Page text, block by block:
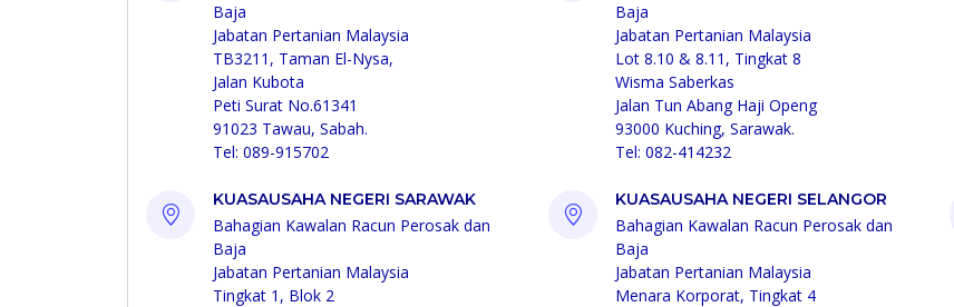
Baja
Jabatan Pertanian Malaysia
TB3211, Taman El-Nysa,
Jalan Kubota
Peti Surat No.61341
91023 Tawau, Sabah.
Tel: 089-915702
Baja
Jabatan Pertanian Malaysia
Lot 8.10 & 8.11, Tingkat 8
Wisma Saberkas
Jalan Tun Abang Haji Openg
93000 Kuching, Sarawak.
Tel: 082-414232
KUASAUSAHA NEGERI SARAWAK
Bahagian Kawalan Racun Perosak dan
Baja
Jabatan Pertanian Malaysia
Tingkat 1, Blok 2
KUASAUSAHA NEGERI SELANGOR
Bahagian Kawalan Racun Perosak dan
Baja
Jabatan Pertanian Malaysia
Menara Korporat, Tingkat 4